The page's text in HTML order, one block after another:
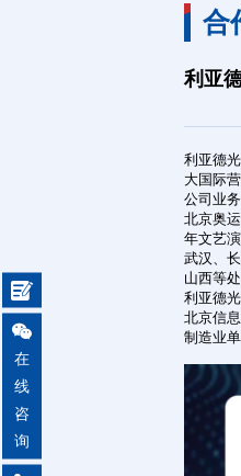
合
利亚
利亚德
大国际
公司业
北京奥
年文艺
武汉、
山西等
利亚德
北京信
制造业


在
线
咨
询